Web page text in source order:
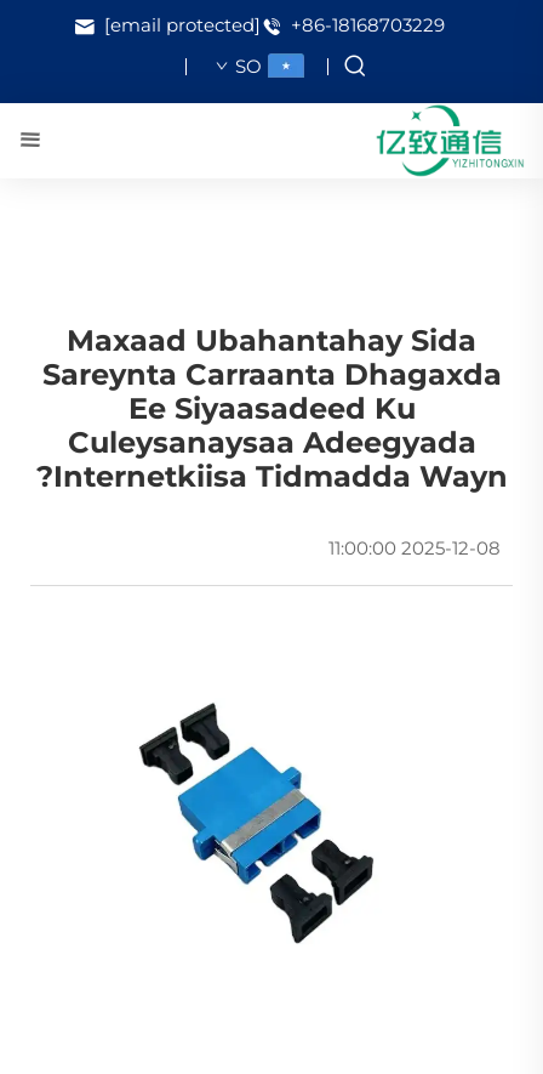
+86-18168703229
[email protected]
SO
Maxaad Ubahantahay Sida
Sareynta Carraanta Dhagaxda
Ee Siyaasadeed Ku
Culeysanaysaa Adeegyada
Internetkiisa Tidmadda Wayn?
2025-12-08 11:00:00